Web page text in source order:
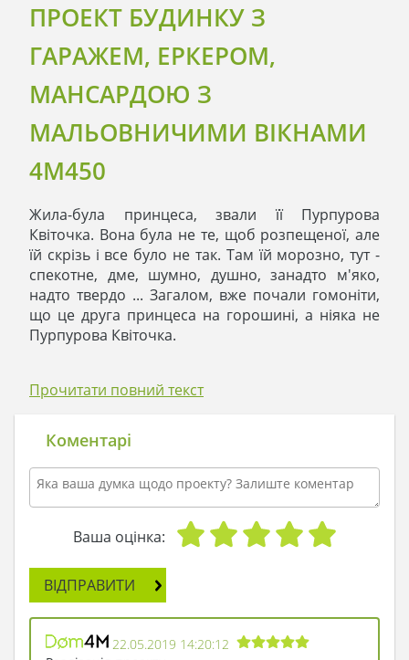
ПРОЕКТ БУДИНКУ З
ГАРАЖЕМ, ЕРКЕРОМ,
МАНСАРДОЮ З
МАЛЬОВНИЧИМИ ВІКНАМИ
4M450
Жила-була принцеса, звали її Пурпурова
Квіточка. Вона була не те, щоб розпещеної, але
їй скрізь і все було не так. Там їй морозно, тут -
спекотне, дме, шумно, душно, занадто м'яко,
надто твердо ... Загалом, вже почали гомоніти,
що це друга принцеса на горошині, а ніяка не
Пурпурова Квіточка.
будинок, такий, щоб їй там було добре, як ніде
мудрого коту, що бродить навколо
багаторічного дуба. Прийшла до нього, виклала
пухнастому свою проблему, а він їй згорток
простягнув і сказав:
- Ось тобі, Пурпурова Квіточка, проект
щастя.
Принцеса подякувала кота і пішла зі згортком
назад. Авторитет кота вона поважала, тому за
Прочитати повний текст
Коментарі
Ваша оцінка:
ВІДПРАВИТИ
22.05.2019 14:20:12